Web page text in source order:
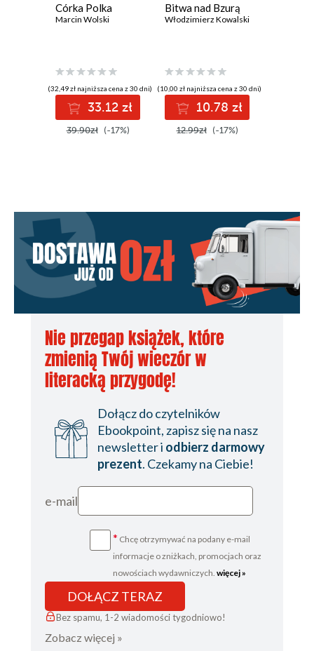
Córka Polka
Marcin Wolski
(32,49 zł najniższa cena z 30 dni)
33.12 zł
39.90zł (-17%)
Bitwa nad Bzurą
Włodzimierz Kowalski
(10,00 zł najniższa cena z 30 dni)
10.78 zł
12.99zł (-17%)
Nie przegap książek, które
zmienią Twój wieczór w
literacką przygodę!
Dołącz do czytelników
Ebookpoint, zapisz się na nasz
newsletter i odbierz darmowy
prezent. Czekamy na Ciebie!
e-mail
* Chcę otrzymywać na podany e-mail
informacje o zniżkach, promocjach oraz
nowościach wydawniczych. więcej »
DOŁĄCZ TERAZ
Bez spamu, 1-2 wiadomości tygodniowo!
Zobacz więcej »